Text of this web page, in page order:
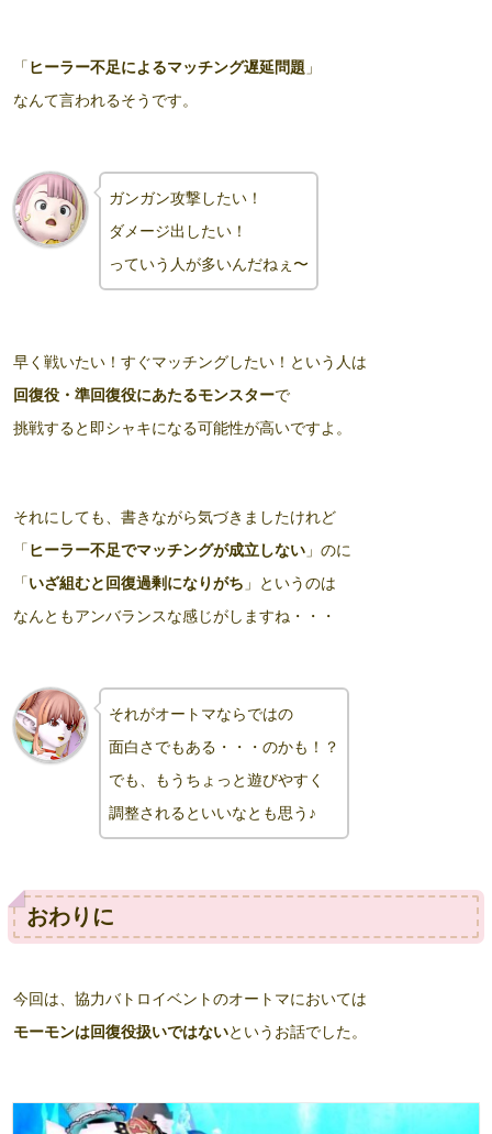
「ヒーラー不足によるマッチング遅延問題 」
なんて言われるそうです。
ガンガン攻撃したい！
ダメージ出したい！
っていう人が多いんだねぇ〜
早く戦いたい！すぐマッチングしたい！という人は
回復役・準回復役にあたるモンスターで
挑戦すると即シャキになる可能性が高いですよ。
それにしても、書きながら気づきましたけれど
「 ヒーラー不足でマッチングが成立しない 」のに
「いざ組むと回復過剰になりがち 」というのは
なんともアンバランスな感じがしますね・・・
それがオートマならではの
面白さでもある・・・のかも！？
でも、もうちょっと遊びやすく
調整されるといいなとも思う♪
おわりに
今回は、協力バトロイベントのオートマにおいては
モーモンは回復役扱いではないというお話でした。